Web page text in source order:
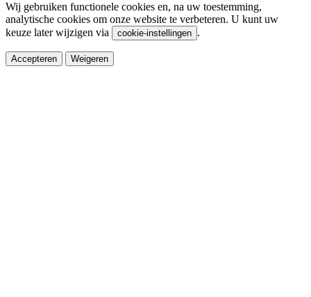
Wij gebruiken functionele cookies en, na uw toestemming,
analytische cookies om onze website te verbeteren. U kunt uw
keuze later wijzigen via
cookie-instellingen .
Accepteren Weigeren